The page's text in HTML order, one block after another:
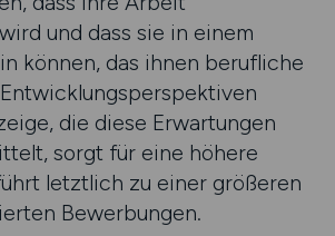
und dass sie in einem
können, das ihnen berufliche
die diese Erwartungen
sorgt für eine höhere
letztlich zu einer größeren
Bewerbungen.